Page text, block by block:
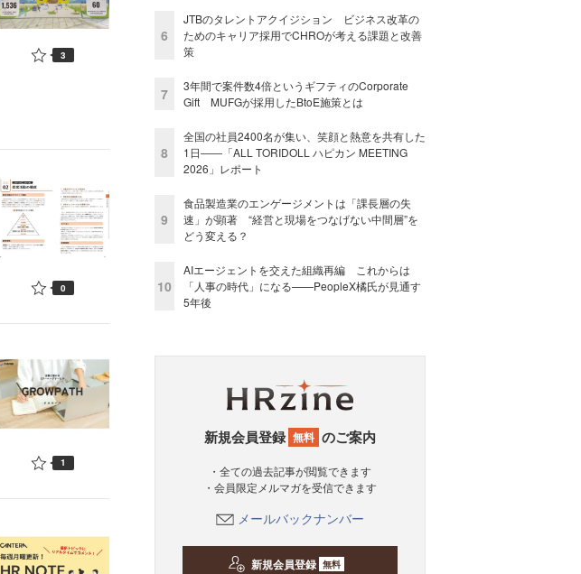
3
0
1
6
JTBのタレントアクイジション ビジネス改革の
ためのキャリア採用でCHROが考える課題と改善
策
7
3年間で案件数4倍というギフティのCorporate
Gift MUFGが採用したBtoE施策とは
8
全国の社員2400名が集い、笑顔と熱意を共有した
1日――「ALL TORIDOLL ハピカン MEETING
2026」レポート
9
食品製造業のエンゲージメントは「課長層の失
速」が顕著 “経営と現場をつなげない中間層”を
どう変える？
10
AIエージェントを交えた組織再編 これからは
「人事の時代」になる——PeopleX橘氏が見通す
5年後
新規会員登録 無料 のご案内
・全ての過去記事が閲覧できます
・会員限定メルマガを受信できます
メールバックナンバー
新規会員登録 無料